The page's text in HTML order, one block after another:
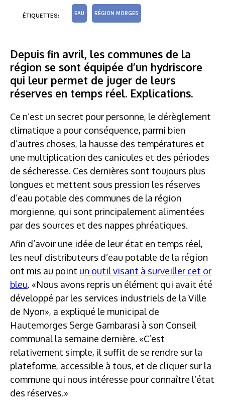
ÉTIQUETTES: EAU RÉGION MORGES
Depuis fin avril, les communes de la
région se sont équipée d’un hydriscore
qui leur permet de juger de leurs
réserves en temps réel. Explications.
Ce n’est un secret pour personne, le dérèglement
climatique a pour conséquence, parmi bien
d’autres choses, la hausse des températures et
une multiplication des canicules et des périodes
de sécheresse. Ces dernières sont toujours plus
longues et mettent sous pression les réserves
d’eau potable des communes de la région
morgienne, qui sont principalement alimentées
par des sources et des nappes phréatiques.
Afin d’avoir une idée de leur état en temps réel,
les neuf distributeurs d’eau potable de la région
ont mis au point un outil visant à surveiller cet or
bleu. «Nous avons repris un élément qui avait été
développé par les services industriels de la Ville
de Nyon», a expliqué le municipal de
Hautemorges Serge Gambarasi à son Conseil
communal la semaine dernière. «C’est
relativement simple, il suffit de se rendre sur la
plateforme, accessible à tous, et de cliquer sur la
commune qui nous intéresse pour connaître l’état
des réserves.»